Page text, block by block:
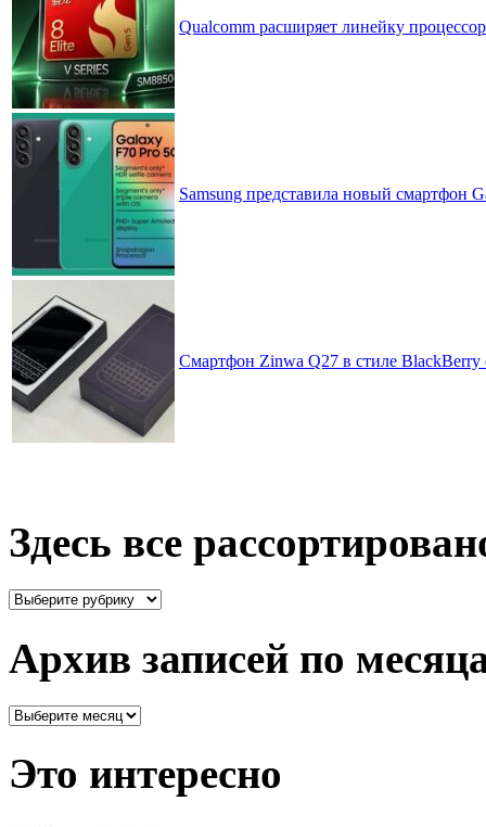
Qualcomm расширяет линейку
Samsung представила новый смартфон
Смартфон Zinwa Q27 в стиле BlackBerry
Здесь все
Здесь
Архив записей по
Архив
месяцам
Это интересно